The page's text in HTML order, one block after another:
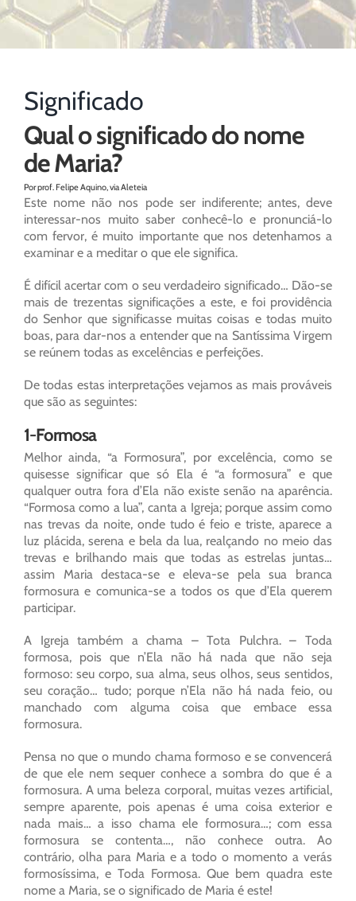
Significado
Qual o significado do nome
de Maria?
Por prof. Felipe Aquino, via Aleteia
Este nome não nos pode ser indiferente; antes, deve
interessar-nos muito saber conhecê-lo e pronunciá-lo
com fervor, é muito importante que nos detenhamos a
examinar e a meditar o que ele significa.
É difícil acertar com o seu verdadeiro significado… Dão-se
mais de trezentas significações a este, e foi providência
do Senhor que significasse muitas coisas e todas muito
boas, para dar-nos a entender que na Santíssima Virgem
se reúnem todas as excelências e perfeições.
De todas estas interpretações vejamos as mais prováveis
que são as seguintes:
1-Formosa
Melhor ainda, “a Formosura”, por excelência, como se
quisesse significar que só Ela é “a formosura” e que
qualquer outra fora d’Ela não existe senão na aparência.
“Formosa como a lua”, canta a Igreja; porque assim como
nas trevas da noite, onde tudo é feio e triste, aparece a
luz plácida, serena e bela da lua, realçando no meio das
trevas e brilhando mais que todas as estrelas juntas…
assim Maria destaca-se e eleva-se pela sua branca
formosura e comunica-se a todos os que d’Ela querem
participar.
A Igreja também a chama – Tota Pulchra. – Toda
formosa, pois que n’Ela não há nada que não seja
formoso: seu corpo, sua alma, seus olhos, seus sentidos,
seu coração… tudo; porque n’Ela não há nada feio, ou
manchado com alguma coisa que embace essa
formosura.
Pensa no que o mundo chama formoso e se convencerá
de que ele nem sequer conhece a sombra do que é a
formosura. A uma beleza corporal, muitas vezes artificial,
sempre aparente, pois apenas é uma coisa exterior e
nada mais… a isso chama ele formosura…; com essa
formosura se contenta…, não conhece outra. Ao
contrário, olha para Maria e a todo o momento a verás
formosíssima, e Toda Formosa. Que bem quadra este
nome a Maria, se o significado de Maria é este!